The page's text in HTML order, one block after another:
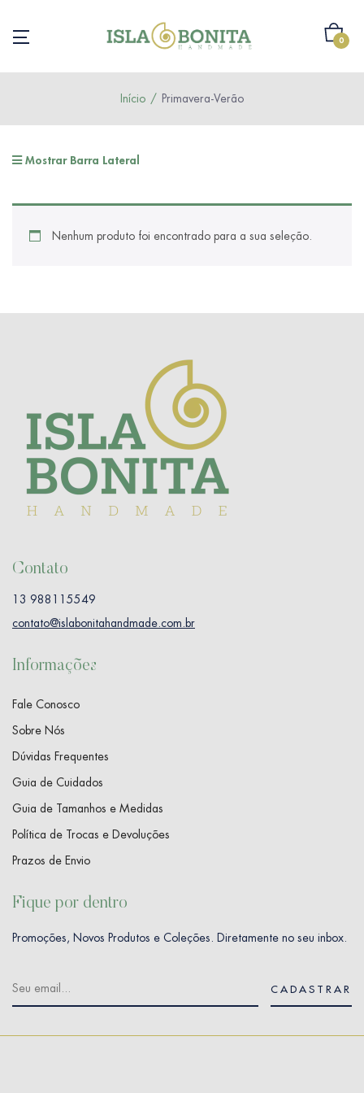
0
Início Primavera-Verão
Mostrar Barra Lateral
Nenhum produto foi encontrado para a sua seleção.
Contato
13 988115549
contato@islabonitahandmade.com.br
Informações
Fale Conosco
Sobre Nós
Dúvidas Frequentes
Guia de Cuidados
Guia de Tamanhos e Medidas
Política de Trocas e Devoluções
Prazos de Envio
Fique por dentro
Promoções, Novos Produtos e Coleções. Diretamente no seu inbox.
CADASTRAR